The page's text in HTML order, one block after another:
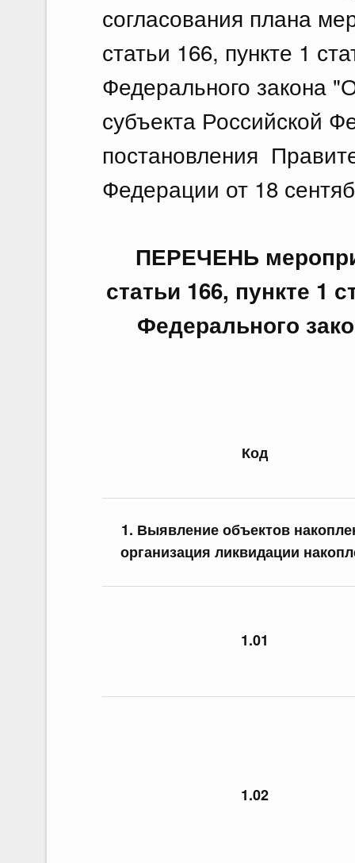
согласования плана
статьи 166, пункте 1
Федерального закона
субъекта Российской
постановления
Федерации от 18
ПЕРЕЧЕНЬ
статьи 166, пункте 1
Федерального
Код
1. Выявление объектов
организация ликвидации
1.01
1.02